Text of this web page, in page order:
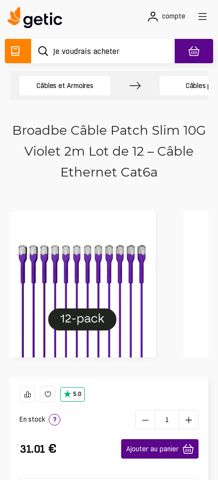
compte
Câbles et Armoires Câbles
Broadbe Câble Patch Slim 10G
Violet 2m Lot de 12 – Câble
Ethernet Cat6a
5.0
En stock ?
31.01 € Ajouter au panier